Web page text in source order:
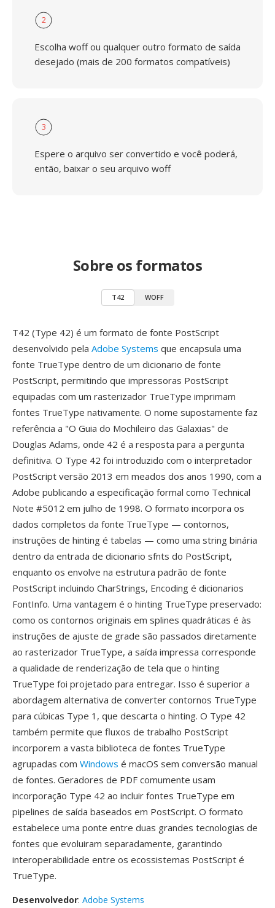
2
Escolha woff ou qualquer outro formato de saída
desejado (mais de 200 formatos compatíveis)
3
Espere o arquivo ser convertido e você poderá,
então, baixar o seu arquivo woff
Sobre os formatos
T42 WOFF
T42 (Type 42) é um formato de fonte PostScript
desenvolvido pela Adobe Systems que encapsula uma
fonte TrueType dentro de um dicionario de fonte
PostScript, permitindo que impressoras PostScript
equipadas com um rasterizador TrueType imprimam
fontes TrueType nativamente. O nome supostamente faz
referência a "O Guia do Mochileiro das Galaxias" de
Douglas Adams, onde 42 é a resposta para a pergunta
definitiva. O Type 42 foi introduzido com o interpretador
PostScript versão 2013 em meados dos anos 1990, com a
Adobe publicando a especificação formal como Technical
Note #5012 em julho de 1998. O formato incorpora os
dados completos da fonte TrueType — contornos,
instruções de hinting é tabelas — como uma string binária
dentro da entrada de dicionario sfnts do PostScript,
enquanto os envolve na estrutura padrão de fonte
PostScript incluindo CharStrings, Encoding é dicionarios
FontInfo. Uma vantagem é o hinting TrueType preservado:
como os contornos originais em splines quadráticas é às
instruções de ajuste de grade são passados diretamente
ao rasterizador TrueType, a saída impressa corresponde
a qualidade de renderização de tela que o hinting
TrueType foi projetado para entregar. Isso é superior a
abordagem alternativa de converter contornos TrueType
para cúbicas Type 1, que descarta o hinting. O Type 42
também permite que fluxos de trabalho PostScript
incorporem a vasta biblioteca de fontes TrueType
agrupadas com Windows é macOS sem conversão manual
de fontes. Geradores de PDF comumente usam
incorporação Type 42 ao incluir fontes TrueType em
pipelines de saída baseados em PostScript. O formato
estabelece uma ponte entre duas grandes tecnologias de
fontes que evoluiram separadamente, garantindo
interoperabilidade entre os ecossistemas PostScript é
TrueType.
Desenvolvedor: Adobe Systems